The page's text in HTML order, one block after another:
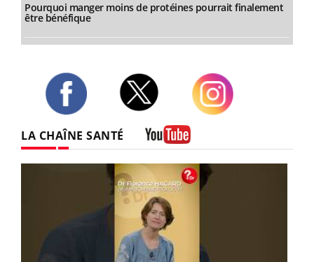
Pourquoi manger moins de protéines pourrait finalement
être bénéfique
LA CHAÎNE SANTÉ